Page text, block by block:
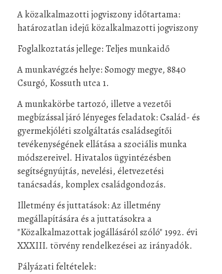
A közalkalmazotti jogviszony időtartama:
határozatlan idejű közalkalmazotti jogviszony
Foglalkoztatás jellege: Teljes munkaidő
A munkavégzés helye: Somogy megye, 8840
Csurgó, Kossuth utca 1.
A munkakörbe tartozó, illetve a vezetői
megbízással járó lényeges feladatok: Család- és
gyermekjóléti szolgáltatás családsegítői
tevékenységének ellátása a szociális munka
módszereivel. Hivatalos ügyintézésben
segítségnyújtás, nevelési, életvezetési
tanácsadás, komplex családgondozás.
Illetmény és juttatások: Az illetmény
megállapítására és a juttatásokra a
"Közalkalmazottak jogállásáról szóló" 1992. évi
XXXIII. törvény rendelkezései az irányadók.
Pályázati feltételek: